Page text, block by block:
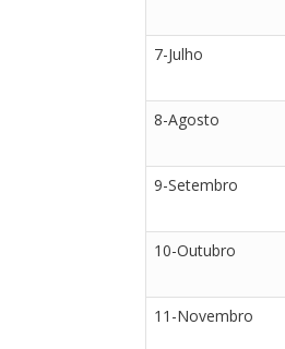
7-Julho
8-Agosto
9-Setembro
10-Outubro
11-Novembro